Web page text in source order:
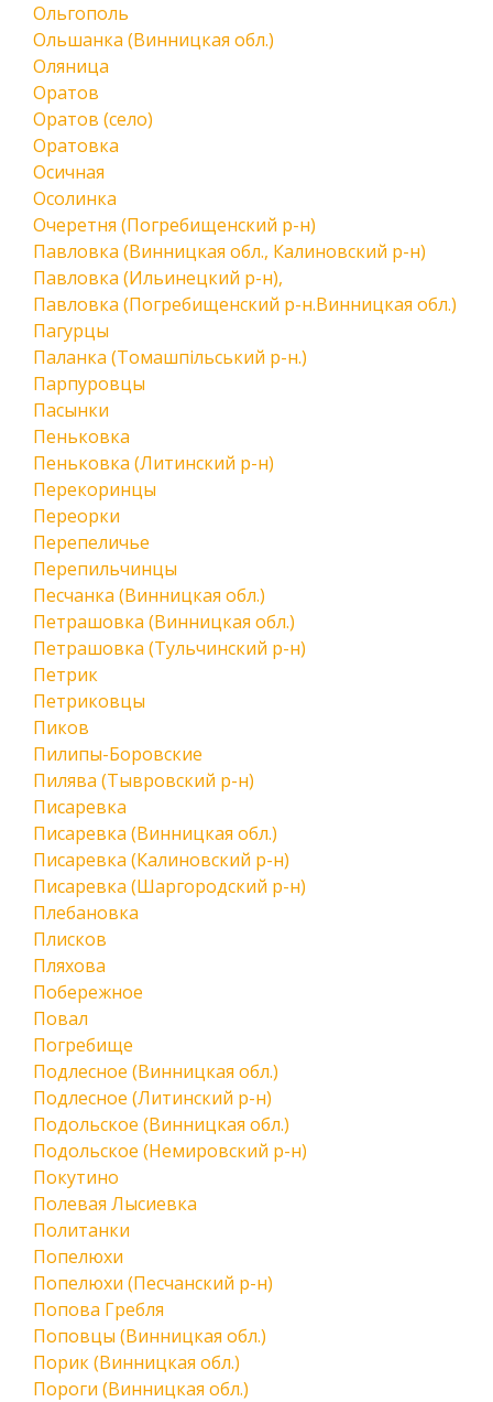
Ольгополь
Ольшанка (Винницкая обл.)
Оляница
Оратов
Оратов (село)
Оратовка
Осичная
Осолинка
Очеретня (Погребищенский р-н)
Павловка (Винницкая обл., Калиновский р-н)
Павловка (Ильинецкий р-н),
Павловка (Погребищенский р-н.Винницкая обл.)
Пагурцы
Паланка (Томашпільський р-н.)
Парпуровцы
Пасынки
Пеньковка
Пеньковка (Литинский р-н)
Перекоринцы
Переорки
Перепеличье
Перепильчинцы
Песчанка (Винницкая обл.)
Петрашовка (Винницкая обл.)
Петрашовка (Тульчинский р-н)
Петрик
Петриковцы
Пиков
Пилипы-Боровские
Пилява (Тывровский р-н)
Писаревка
Писаревка (Винницкая обл.)
Писаревка (Калиновский р-н)
Писаревка (Шаргородский р-н)
Плебановка
Плисков
Пляхова
Побережное
Повал
Погребище
Подлесное (Винницкая обл.)
Подлесное (Литинский р-н)
Подольское (Винницкая обл.)
Подольское (Немировский р-н)
Покутино
Полевая Лысиевка
Политанки
Попелюхи
Попелюхи (Песчанский р-н)
Попова Гребля
Поповцы (Винницкая обл.)
Порик (Винницкая обл.)
Пороги (Винницкая обл.)